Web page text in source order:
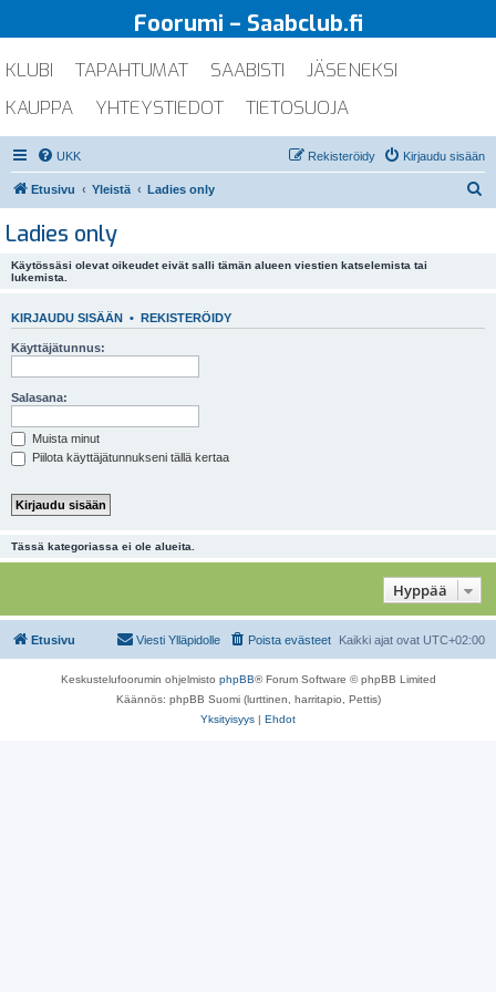
Foorumi – Saabclub.fi
KLUBI TAPAHTUMAT SAABISTI
JÄSENEKSI
KAUPPA
YHTEYSTIEDOT TIETOSUOJA
UKK Kirjaudu sisään
Rekisteröidy
Etusivu Yleistä Ladies only
Ladies only
Käytössäsi olevat oikeudet eivät salli tämän alueen viestien katselemista tai
lukemista.
KIRJAUDU SISÄÄN • REKISTERÖIDY
Käyttäjätunnus:
Salasana:
Muista minut
Piilota käyttäjätunnukseni tällä kertaa
Tässä kategoriassa ei ole alueita.
Hyppää
Etusivu Kaikki ajat ovat UTC+02:00
Poista evästeet
Viesti Ylläpidolle
Keskustelufoorumin ohjelmisto phpBB® Forum Software © phpBB Limited
Käännös: phpBB Suomi (lurttinen, harritapio, Pettis)
Yksityisyys | Ehdot